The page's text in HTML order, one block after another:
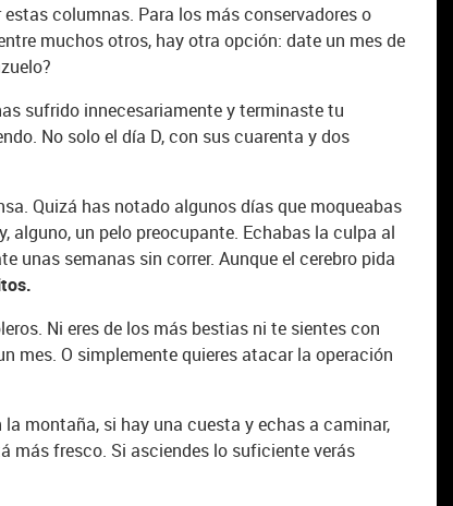
columnas. Para los más conservadores o
muchos otros, hay otra opción: date un mes de
sufrido innecesariamente y terminaste tu
No solo el día D, con sus cuarenta y dos
Quizá has notado algunos días que moqueabas
alguno, un pelo preocupante. Echabas la culpa al
unas semanas sin correr. Aunque el cerebro pida
Ni eres de los más bestias ni te sientes con
mes. O simplemente quieres atacar la operación
montaña, si hay una cuesta y echas a caminar,
más fresco. Si asciendes lo suficiente verás